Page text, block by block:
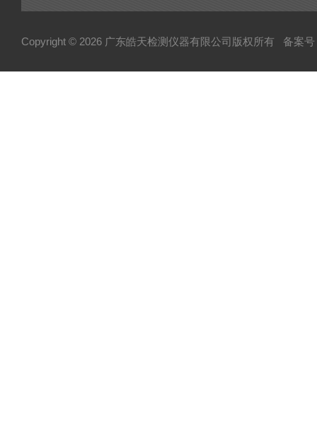
Copyright © 2026 广东皓天检测仪器有限公司版权所有 备案号